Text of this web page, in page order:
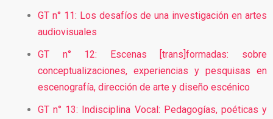
GT n° 11: Los desafíos de una investigación en artes
audiovisuales
GT n° 12: Escenas [trans]formadas: sobre
conceptualizaciones, experiencias y pesquisas en
escenografía, dirección de arte y diseño escénico
GT n° 13: Indisciplina Vocal: Pedagogías, poéticas y